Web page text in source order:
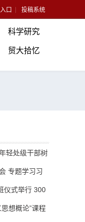
口 投稿系统
科学研究
贸大拾忆
轻处级干部树
专题学习习
质量发展的重
仪式举行 300
想概论”课程